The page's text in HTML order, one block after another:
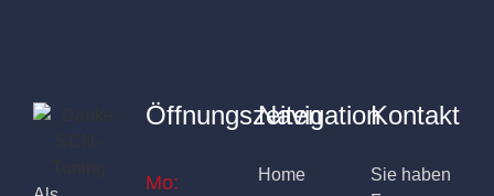
Öffnungszeiten
Mo:
Navigation
Home
Kontakt
Sie haben